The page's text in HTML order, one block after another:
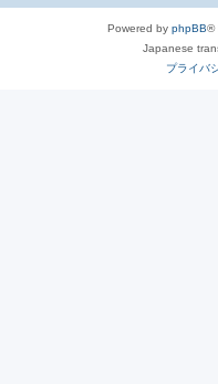
Powered by phpBB®
Japanese
プライバ